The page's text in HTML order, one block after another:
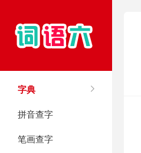
字典
拼音查字
笔画查字